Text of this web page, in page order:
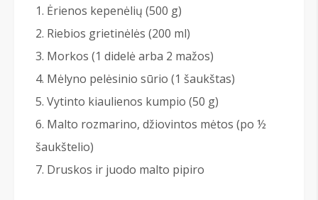
Ėrienos kepenėlių (500 g)
Riebios grietinėlės (200 ml)
Morkos (1 didelė arba 2 mažos)
Mėlyno pelėsinio sūrio (1 šaukštas)
Vytinto kiaulienos kumpio (50 g)
Malto rozmarino, džiovintos mėtos (po ½
šaukštelio)
Druskos ir juodo malto pipiro